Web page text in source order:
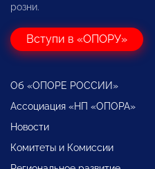
розни.
Вступи в «ОПОРУ»
Об «ОПОРЕ РОССИИ»
Ассоциация «НП «ОПОРА»
Новости
Комитеты и Комиссии